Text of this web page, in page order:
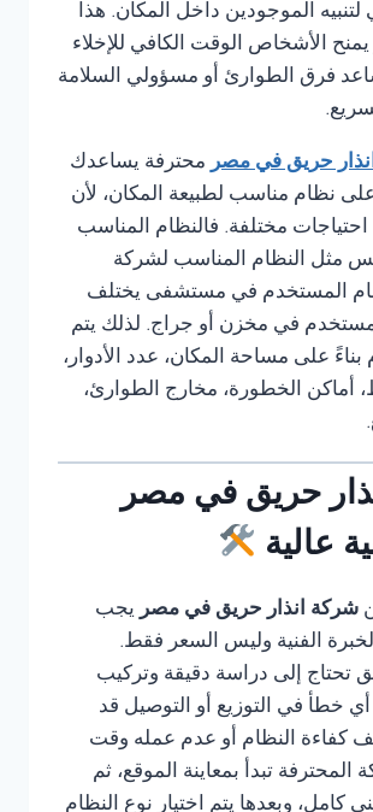
الموجودين داخل المكان. هذا
يمنح الأشخاص الوقت الكافي للإخلاء
فرق الطوارئ أو مسؤولي السلامة
حريق في مصر محترفة يساعدك
نظام مناسب لطبيعة المكان، لأن
مختلفة. فالنظام المناسب
مثل النظام المناسب لشركة
المستخدم في مستشفى يختلف
في مخزن أو جراج. لذلك يتم
على مساحة المكان، عدد الأدوار،
أماكن الخطورة، مخارج الطوارئ،
حريق في مصر
عالية
شركة انذار حريق في مصر يجب
الفنية وليس السعر فقط.
تحتاج إلى دراسة دقيقة وتركيب
أي خطأ في التوزيع أو التوصيل قد
كفاءة النظام أو عدم عمله وقت
المحترفة تبدأ بمعاينة الموقع، ثم
كامل، وبعدها يتم اختيار نوع النظام